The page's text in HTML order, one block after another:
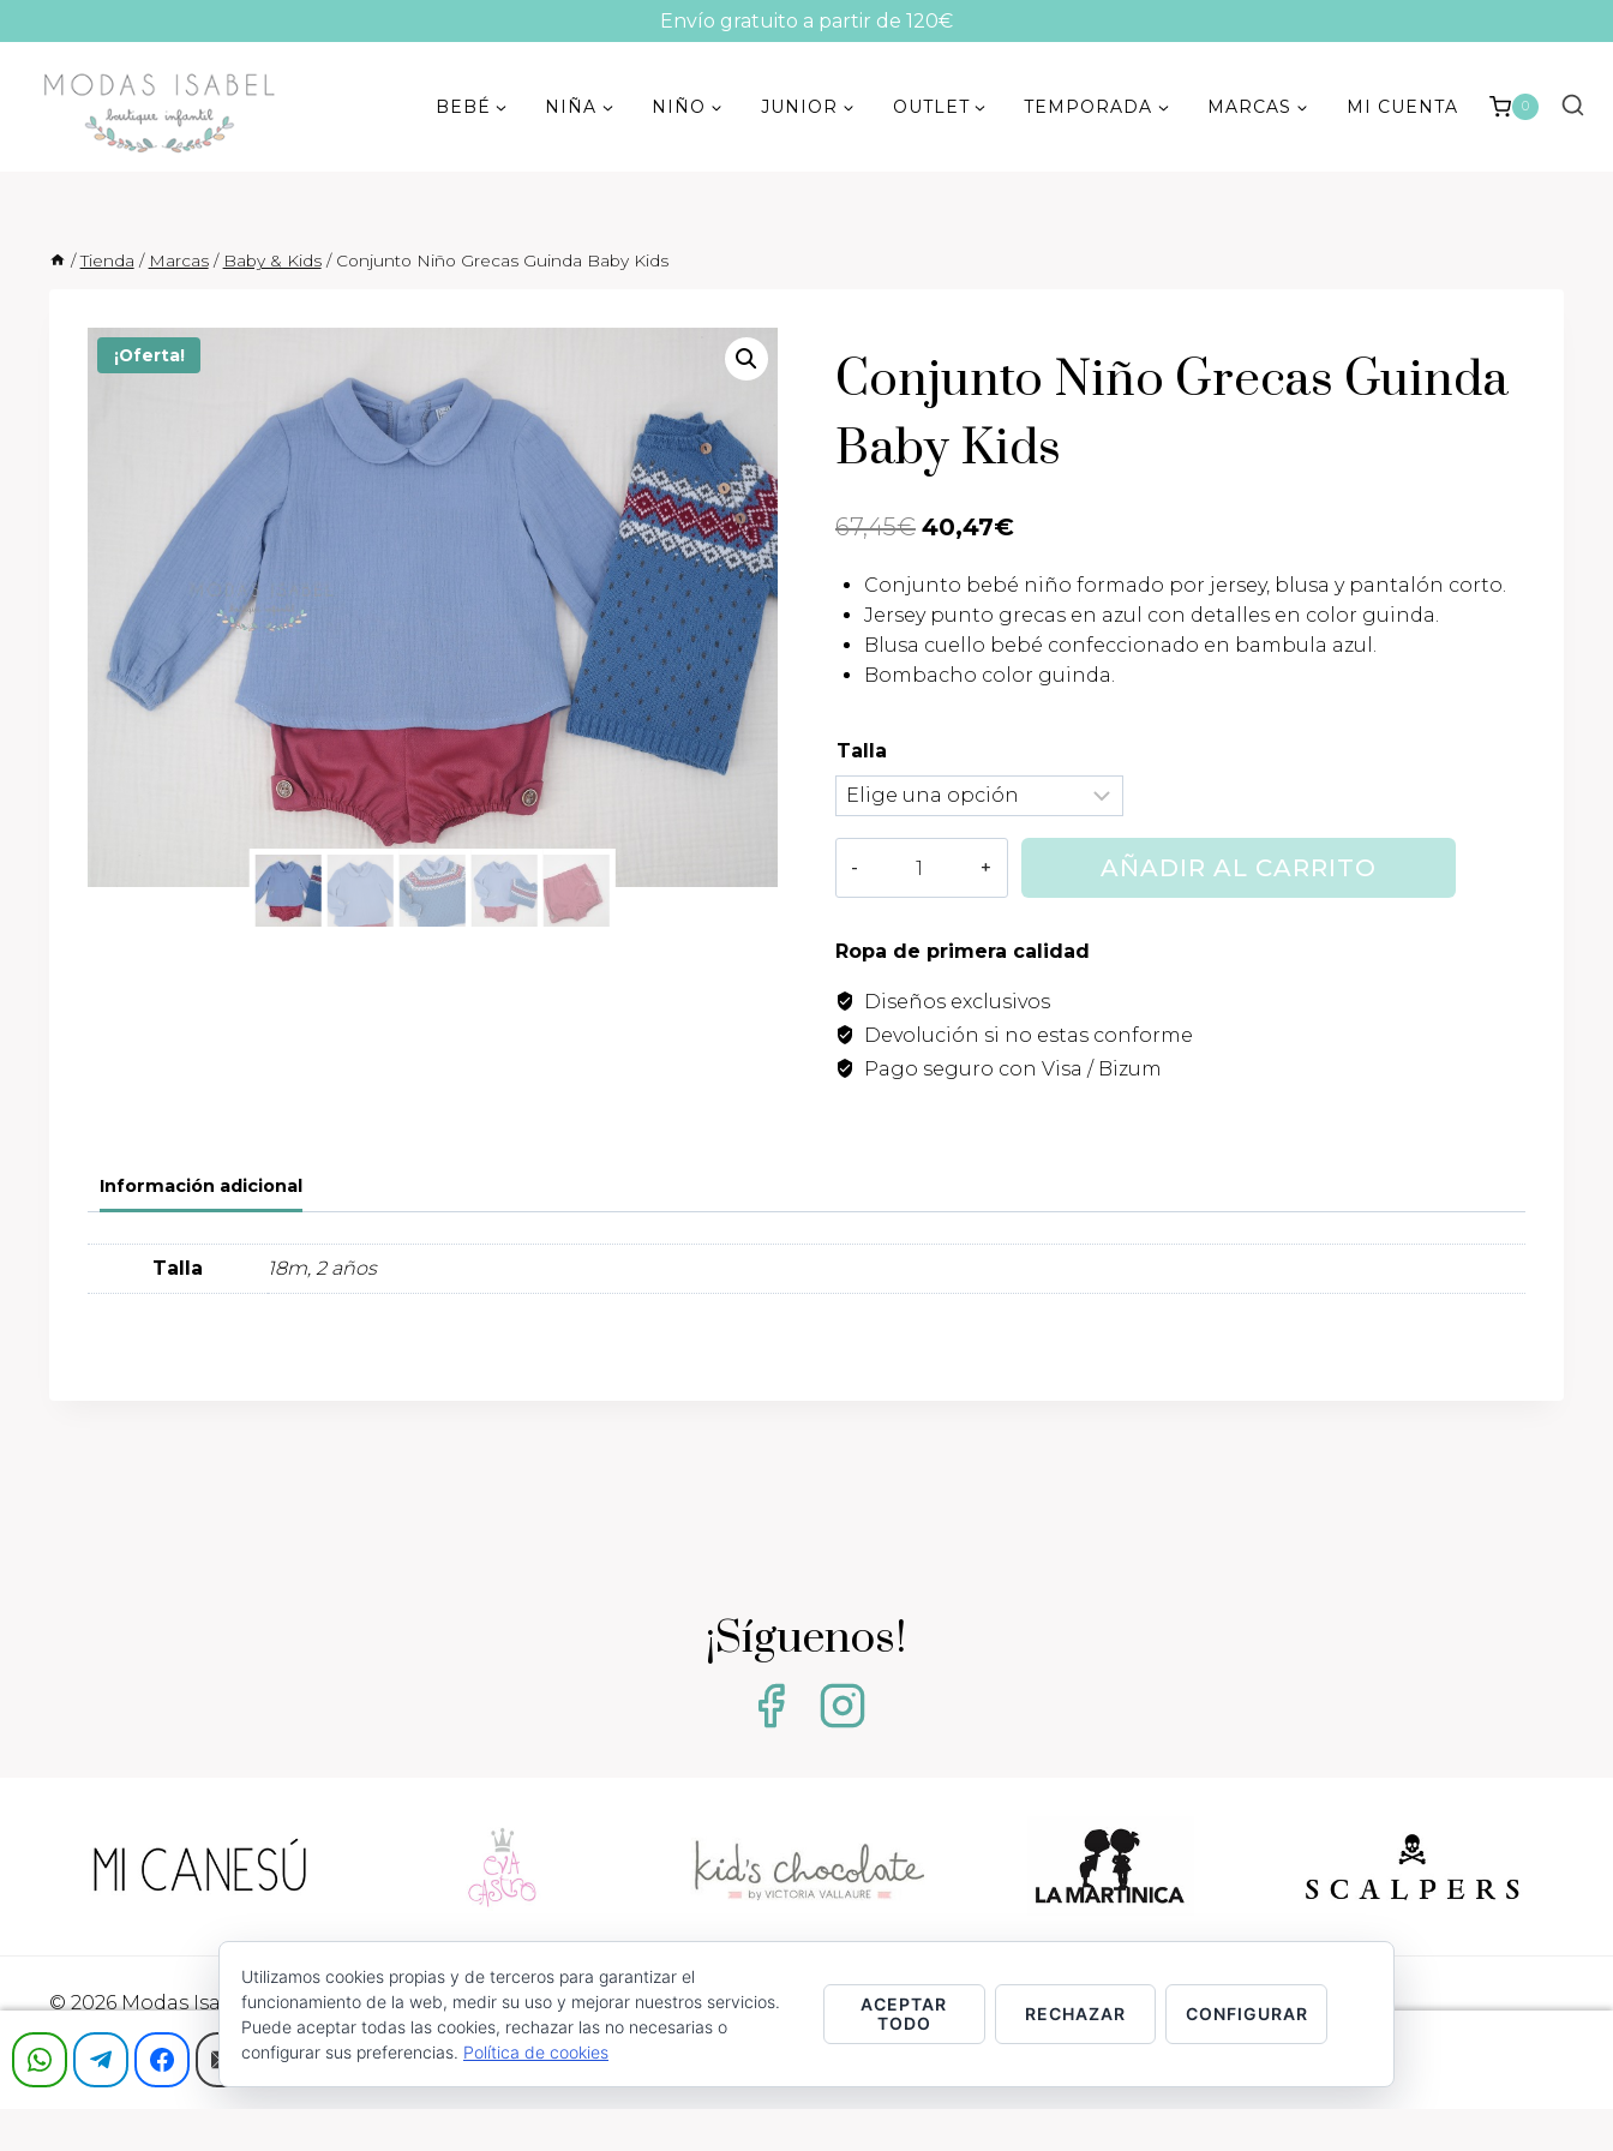
al
contenido
Envío gratuito a partir de 120€
BEBÉ NIÑA NIÑO JUNIOR OUTLET TEMPORADA MARCAS MI CUENTA 0
/ Tienda / Marcas / Baby & Kids / Conjunto Niño Grecas Guinda Baby Kids
¡Oferta!
Conjunto Niño Grecas Guinda
Baby Kids
67,45€ El
original
era:
67,45€.
40,47€El
actual
es:
40,47€.
Conjunto bebé niño formado por jersey, blusa y pantalón corto.
Jersey punto grecas en azul con detalles en color guinda.
Blusa cuello bebé confeccionado en bambula azul.
Bombacho color guinda.
Talla
Guinda
Kids
cantidad
AÑADIR AL CARRITO
Ropa de primera calidad
Diseños exclusivos
Devolución si no estas conforme
Pago seguro con Visa / Bizum
Información adicional
Talla 18m, 2 años
¡Síguenos!
© 2026 Modas Isabel - C/ Verónica Nº 30 - CP. 30520 - Jumilla (Murcia)
Precios válidos salvo error tipográfico o fin de existencias.
Aviso Legal
Condiciones de Uso Devoluciones Entrega
Utilizamos cookies propias y de terceros para garantizar el
funcionamiento de la web, medir su uso y mejorar nuestros servicios.
Puede aceptar todas las cookies, rechazar las no necesarias o
configurar sus preferencias. Política de cookies
ACEPTAR
TODO
RECHAZAR CONFIGURAR